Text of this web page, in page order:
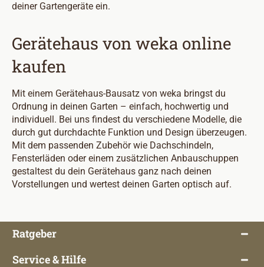
deiner Gartengeräte ein.
Gerätehaus von weka online
kaufen
Mit einem Gerätehaus-Bausatz von weka bringst du
Ordnung in deinen Garten – einfach, hochwertig und
individuell. Bei uns findest du verschiedene Modelle, die
durch gut durchdachte Funktion und Design überzeugen.
Mit dem passenden Zubehör wie Dachschindeln,
Fensterläden oder einem zusätzlichen Anbauschuppen
gestaltest du dein Gerätehaus ganz nach deinen
Vorstellungen und wertest deinen Garten optisch auf.
Ratgeber
Service & Hilfe